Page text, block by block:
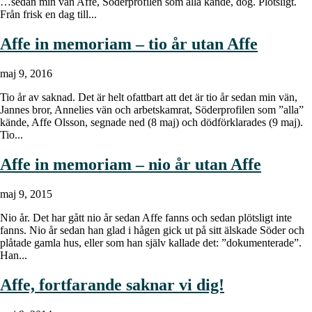
Från frisk en dag till...
Affe in memoriam – tio år utan Affe
maj 9, 2016
Tio år av saknad. Det är helt ofattbart att det är tio år sedan min vän,
Jannes bror, Annelies vän och arbetskamrat, Söderprofilen som ”alla”
kände, Affe Olsson, segnade ned (8 maj) och dödförklarades (9 maj).
Tio...
Affe in memoriam – nio år utan Affe
maj 9, 2015
Nio år. Det har gått nio år sedan Affe fanns och sedan plötsligt inte
fanns. Nio år sedan han glad i hågen gick ut på sitt älskade Söder och
plåtade gamla hus, eller som han själv kallade det: ”dokumenterade”.
Han...
Affe, fortfarande saknar vi dig!